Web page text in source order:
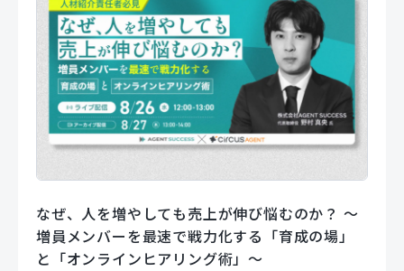
なぜ、人を増やしても売上が伸び悩むのか？ 〜
増員メンバーを最速で戦力化する「育成の場」
と「オンラインヒアリング術」〜